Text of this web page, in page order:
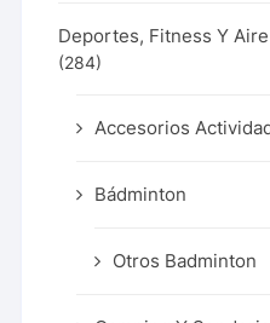
Deportes, Fitness Y
(284)
Accesorios
Bádminton
Otros Badminton